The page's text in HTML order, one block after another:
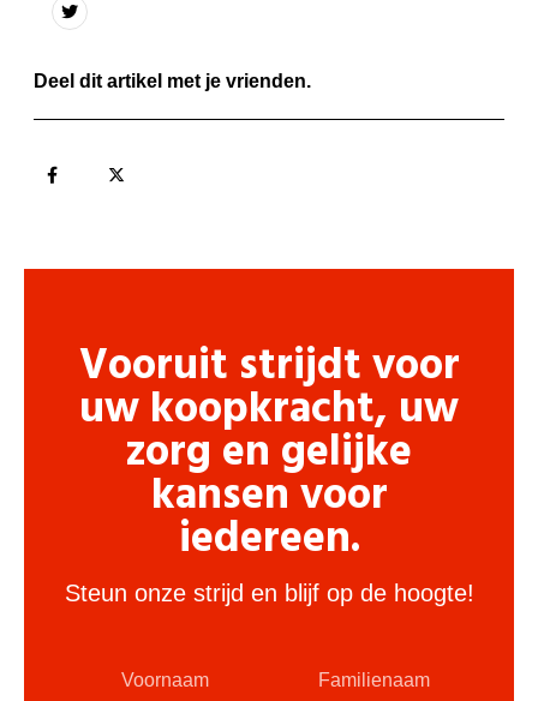
Deel dit artikel met je vrienden.
Vooruit strijdt voor
uw koopkracht, uw
zorg en gelijke
kansen voor
iedereen.
Steun onze strijd en blijf op de hoogte!